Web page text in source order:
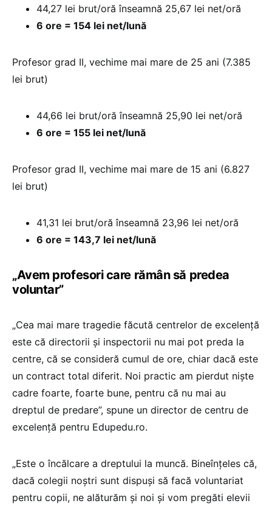
44,27 lei brut/oră înseamnă 25,67 lei net/oră
6 ore = 154 lei net/lună
Profesor grad II, vechime mai mare de 25 ani (7.385
lei brut)
44,66 lei brut/oră înseamnă 25,90 lei net/oră
6 ore = 155 lei net/lună
Profesor grad II, vechime mai mare de 15 ani (6.827
lei brut)
41,31 lei brut/oră înseamnă 23,96 lei net/oră
6 ore = 143,7 lei net/lună
„Avem profesori care rămân să predea
voluntar”
„Cea mai mare tragedie făcută centrelor de excelență
este că directorii și inspectorii nu mai pot preda la
centre, că se consideră cumul de ore, chiar dacă este
un contract total diferit. Noi practic am pierdut niște
cadre foarte, foarte bune, pentru că nu mai au
dreptul de predare”, spune un director de centru de
excelență pentru Edupedu.ro.
„Este o încălcare a dreptului la muncă. Bineînțeles că,
dacă colegii noștri sunt dispuși să facă voluntariat
pentru copii, ne alăturăm și noi și vom pregăti elevii